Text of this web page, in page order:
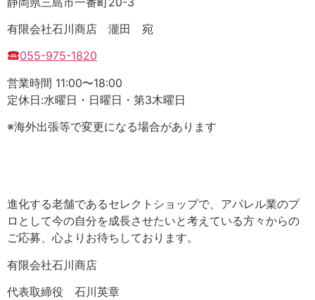
有限会社石川商店 瀧田 宛
055-975-1820
営業時間 11:00〜18:00
定休日:水曜日・日曜日・第3木曜日
※海外出張等で変更になる場合があります
進化する老舗であるセレクトショップで、アパレル業のプ
ロとして今の自分を成長させたいと考えている方々からの
ご応募、心よりお待ちしております。
有限会社石川商店
代表取締役 石川英章